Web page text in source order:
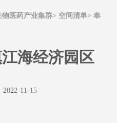
物医药产业集群> 空间清单> 奉
海经济园区
2022-11-15